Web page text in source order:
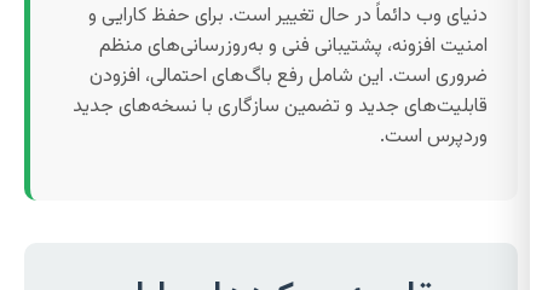
دنیای وب دائماً در حال تغییر است. برای حفظ کارایی و
امنیت افزونه، پشتیبانی فنی و به‌روزرسانی‌های منظم
ضروری است. این شامل رفع باگ‌های احتمالی، افزودن
قابلیت‌های جدید و تضمین سازگاری با نسخه‌های جدید
وردپرس است.